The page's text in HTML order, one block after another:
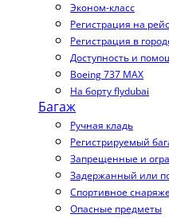
Эконом-класс
Регистрация на рейс
Регистрация в
Доступность и
Boeing 737 MAX
На борту flydubai
Багаж
Ручная кладь
Регистрируемый
Запрещенные и
Задержанный или
Спортивное
Опасные предметы